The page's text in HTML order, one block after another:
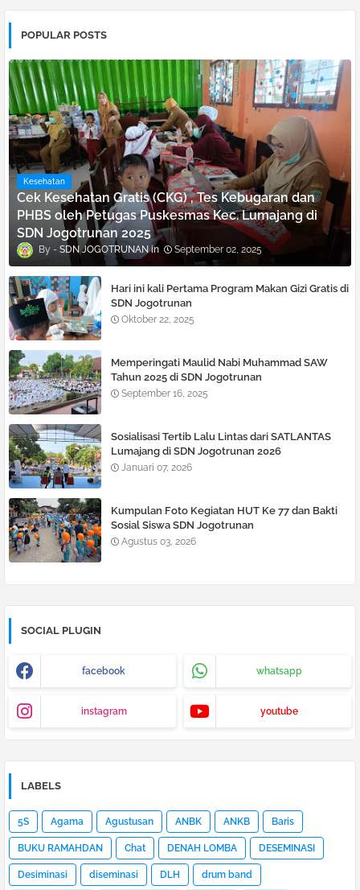
POPULAR POSTS
Kesehatan
Cek Kesehatan Gratis (CKG) , Tes Kebugaran dan
PHBS oleh Petugas Puskesmas Kec. Lumajang di
SDN Jogotrunan 2025
SDN JOGOTRUNAN September 02, 2025
Hari ini kali Pertama Program Makan Gizi Gratis di
SDN Jogotrunan
Oktober 22, 2025
Memperingati Maulid Nabi Muhammad SAW
Tahun 2025 di SDN Jogotrunan
September 16, 2025
Sosialisasi Tertib Lalu Lintas dari SATLANTAS
Lumajang di SDN Jogotrunan 2026
Januari 07, 2026
Kumpulan Foto Kegiatan HUT Ke 77 dan Bakti
Sosial Siswa SDN Jogotrunan
Agustus 03, 2026
SOCIAL PLUGIN
facebook whatsapp
instagram youtube
LABELS
5S Agama Agustusan ANBK ANKB Baris
BUKU RAMAHDAN Chat DENAH LOMBA DESEMINASI
Desiminasi diseminasi DLH drum band